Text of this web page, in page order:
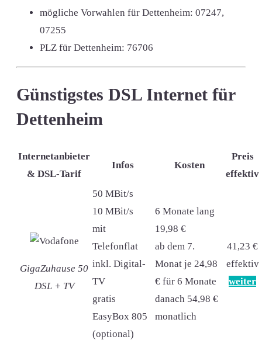
mögliche Vorwahlen für Dettenheim: 07247,
07255
PLZ für Dettenheim: 76706
Günstigstes DSL Internet für
Dettenheim
Internetanbieter
& DSL-Tarif
Infos Kosten
Preis
effektiv
GigaZuhause 50
DSL + TV
50 MBit/s
10 MBit/s
mit
Telefonflat
inkl. Digital-
TV
gratis
EasyBox 805
(optional)
6 Monate lang
19,98 €
ab dem 7.
Monat je 24,98
€ für 6 Monate
danach 54,98 €
monatlich
41,23 €
effektiv
weiter